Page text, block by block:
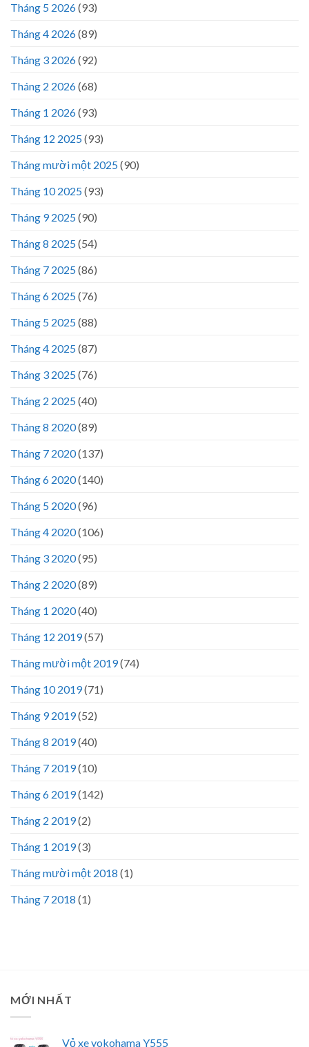
Tháng 5 2026(93)
Tháng 4 2026(89)
Tháng 3 2026(92)
Tháng 2 2026(68)
Tháng 1 2026(93)
Tháng 12 2025(93)
Tháng mười một 2025(90)
Tháng 10 2025(93)
Tháng 9 2025(90)
Tháng 8 2025(54)
Tháng 7 2025(86)
Tháng 6 2025(76)
Tháng 5 2025(88)
Tháng 4 2025(87)
Tháng 3 2025(76)
Tháng 2 2025(40)
Tháng 8 2020(89)
Tháng 7 2020(137)
Tháng 6 2020(140)
Tháng 5 2020(96)
Tháng 4 2020(106)
Tháng 3 2020(95)
Tháng 2 2020(89)
Tháng 1 2020(40)
Tháng 12 2019(57)
Tháng mười một 2019(74)
Tháng 10 2019(71)
Tháng 9 2019(52)
Tháng 8 2019(40)
Tháng 7 2019(10)
Tháng 6 2019(142)
Tháng 2 2019(2)
Tháng 1 2019(3)
Tháng mười một 2018 (1)
Tháng 7 2018 (1)
MỚI NHẤT
Vỏ xe yokohama Y555